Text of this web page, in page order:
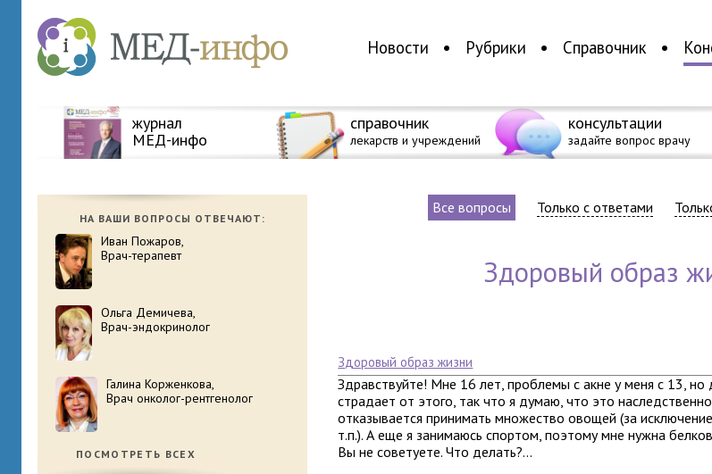
Новости Рубрики Справочник
журнал
МЕД-инфо
справочник
лекарств и учреждений
консультации
задайте вопрос врачу
НА ВАШИ ВОПРОСЫ ОТВЕЧАЮТ:
Иван Пожаров,
Врач-терапевт
Ольга Демичева,
Врач-эндокринолог
Галина Корженкова,
Врач онколог-рентгенолог
ПОСМОТРЕТЬ ВСЕХ
Все вопросы Только с ответами
здоровый образ
здоровый образ жизни
Здравствуйте! Мне 16 лет, проблемы с акне у меня с 13,
страдает от этого, так что я думаю, что это
отказывается принимать множество овощей (за
т.п.). А еще я занимаюсь спортом, поэтому мне нужна
Вы не советуете. Что делать?...